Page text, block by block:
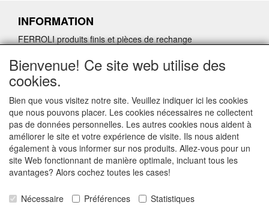
INFORMATION
FERROLI produits finis et pièces de rechange
Demander un lien d'annulation
CONTACTGEGEVENS
www.vdht.be
Rouwbergskens 7 hal 14
2340 Beerse
E-mail: verkoop@vdht.be
Bienvenue! Ce site web utilise des
cookies.
Bien que vous visitez notre site. Veuillez indiquer ici les cookies
que nous pouvons placer. Les cookies nécessaires ne collectent
pas de données personnelles. Les autres cookies nous aident à
améliorer le site et votre expérience de visite. Ils nous aident
également à vous informer sur nos produits. Allez-vous pour un
site Web fonctionnant de manière optimale, incluant tous les
avantages? Alors cochez toutes les cases!
Nécessaire Préférences Statistiques